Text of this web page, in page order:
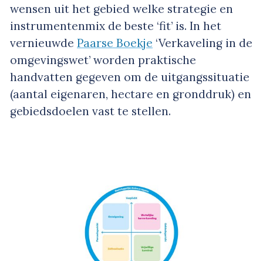
wensen uit het gebied welke strategie en
instrumentenmix de beste ‘fit’ is. In het
vernieuwde Paarse Boekje ‘Verkaveling in de
omgevingswet’ worden praktische
handvatten gegeven om de uitgangssituatie
(aantal eigenaren, hectare en gronddruk) en
gebiedsdoelen vast te stellen.